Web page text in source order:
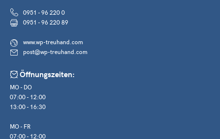
0951 - 96 220 0
0951 - 96 220 89
www.wp-treuhand.com
post@wp-treuhand.com
Öffnungszeiten:
MO - DO
07:00 - 12:00
13:00 - 16:30
MO - FR
07:00 - 12:00